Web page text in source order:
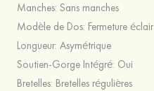
Manches: Sans manches
Modèle de Dos: Fermeture éclair
Longueur: Asymétrique
Soutien-Gorge Intégré: Oui
Bretelles: Bretelles régulières